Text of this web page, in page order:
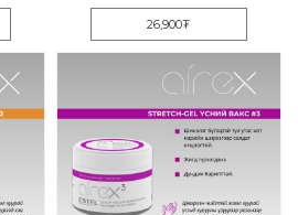
26,900₮